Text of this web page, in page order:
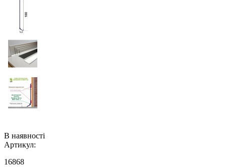
В наявності
Артикул:
16868